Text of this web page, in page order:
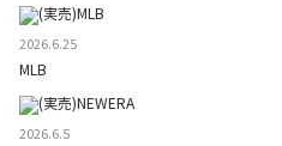
2026.6.25
MLB
2026.6.5